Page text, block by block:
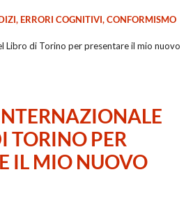
ERRORI COGNITIVI, CONFORMISMO
Libro di Torino per presentare il mio nuovo
TORINO PER
IL MIO NUOVO